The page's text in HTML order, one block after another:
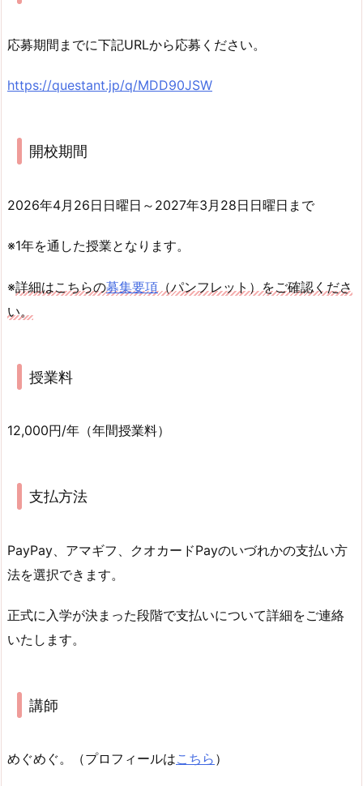
応募期間までに下記URLから応募ください。
https://questant.jp/q/MDD90JSW
開校期間
2026年4月26日日曜日～2027年3月28日日曜日まで
※1年を通した授業となります。
※詳細はこちらの募集要項（パンフレット）をご確認くださ
い。
授業料
12,000円/年（年間授業料）
支払方法
PayPay、アマギフ、クオカードPayのいづれかの支払い方
法を選択できます。
正式に入学が決まった段階で支払いについて詳細をご連絡
いたします。
講師
めぐめぐ。（プロフィールはこちら ）